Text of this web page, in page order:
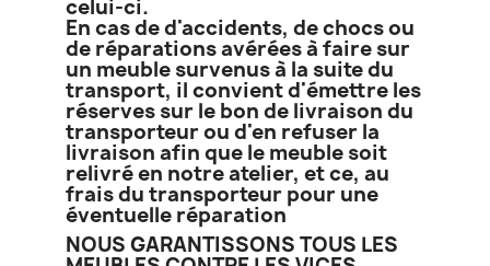
celui-ci.
En cas de d'accidents, de chocs ou
de réparations avérées à faire sur
un meuble survenus à la suite du
transport, il convient d'émettre les
réserves sur le bon de livraison du
transporteur ou d'en refuser la
livraison afin que le meuble soit
relivré en notre atelier, et ce, au
frais du transporteur pour une
éventuelle réparation
NOUS GARANTISSONS TOUS LES